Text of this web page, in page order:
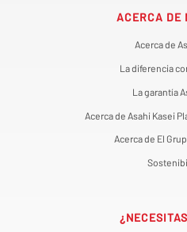
ACERCA DE
Acerca de
La diferencia
La garantía
Acerca de Asahi Kasei
Acerca de El